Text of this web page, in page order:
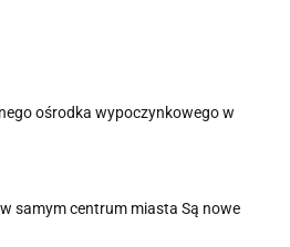
ośrodka wypoczynkowego w
samym centrum miasta Są nowe